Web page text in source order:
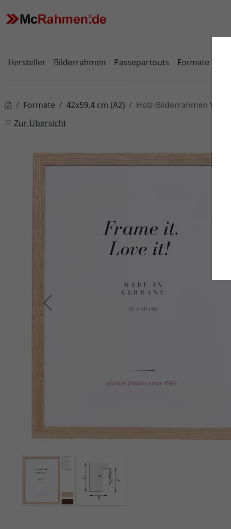
Hersteller Bilderrahmen Passepartouts Formate
Formate 42x59,4 cm (A2)
Holz-Bilderrahmen Vienne
Zur Übersicht
Zurück